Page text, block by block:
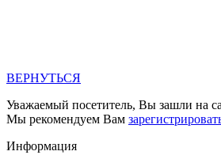
ВЕРНУТЬСЯ
Уважаемый посетитель, Вы зашли на
Мы рекомендуем Вам
Информация